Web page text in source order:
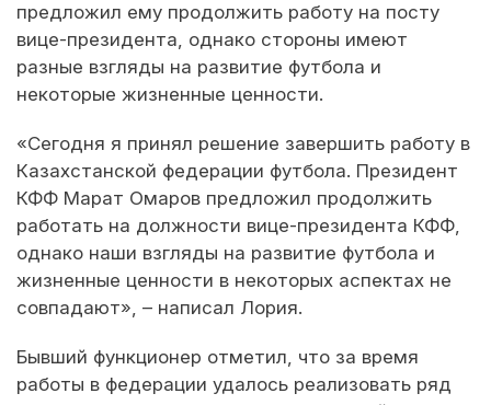
предложил ему продолжить работу на посту
вице-президента, однако стороны имеют
разные взгляды на развитие футбола и
некоторые жизненные ценности.
«Сегодня я принял решение завершить работу в
Казахстанской федерации футбола. Президент
КФФ Марат Омаров предложил продолжить
работать на должности вице-президента КФФ,
однако наши взгляды на развитие футбола и
жизненные ценности в некоторых аспектах не
совпадают», – написал Лория.
Бывший функционер отметил, что за время
работы в федерации удалось реализовать ряд